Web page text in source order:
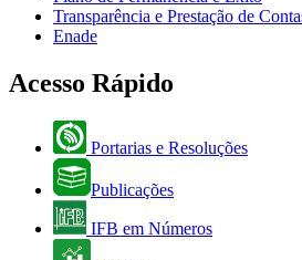
Transparência e Prestação de
Enade
Acesso Rápido
Portarias e Resoluções
Publicações
IFB em Números